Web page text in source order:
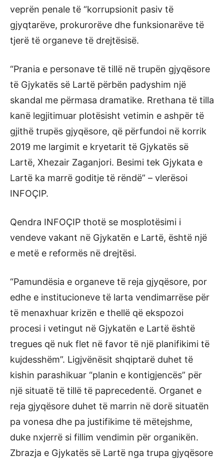
veprën penale të “korrupsionit pasiv të
gjyqtarëve, prokurorëve dhe funksionarëve të
tjerë të organeve të drejtësisë.
“Prania e personave të tillë në trupën gjyqësore
të Gjykatës së Lartë përbën padyshim një
skandal me përmasa dramatike. Rrethana të tilla
kanë legjitimuar plotësisht vetimin e ashpër të
gjithë trupës gjyqësore, që përfundoi në korrik
2019 me largimit e kryetarit të Gjykatës së
Lartë, Xhezair Zaganjori. Besimi tek Gjykata e
Lartë ka marrë goditje të rëndë” – vlerësoi
INFOÇIP.
Qendra INFOÇIP thotë se mosplotësimi i
vendeve vakant në Gjykatën e Lartë, është një
e metë e reformës në drejtësi.
“Pamundësia e organeve të reja gjyqësore, por
edhe e institucioneve të larta vendimarrëse për
të menaxhuar krizën e thellë që ekspozoi
procesi i vetingut në Gjykatën e Lartë është
tregues që nuk flet në favor të një planifikimi të
kujdesshëm”. Ligjvënësit shqiptarë duhet të
kishin parashikuar “planin e kontigjencës” për
një situatë të tillë të paprecedentë. Organet e
reja gjyqësore duhet të marrin në dorë situatën
pa vonesa dhe pa justifikime të mëtejshme,
duke nxjerrë si fillim vendimin për organikën.
Zbrazja e Gjykatës së Lartë nga trupa gjyqësore